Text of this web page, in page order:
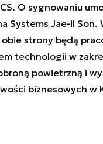
O sygnowaniu
Systems Jae-il Son.
strony będą
technologii w
powietrzną i
biznesowych w